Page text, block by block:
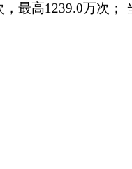
最高1239.0万次；